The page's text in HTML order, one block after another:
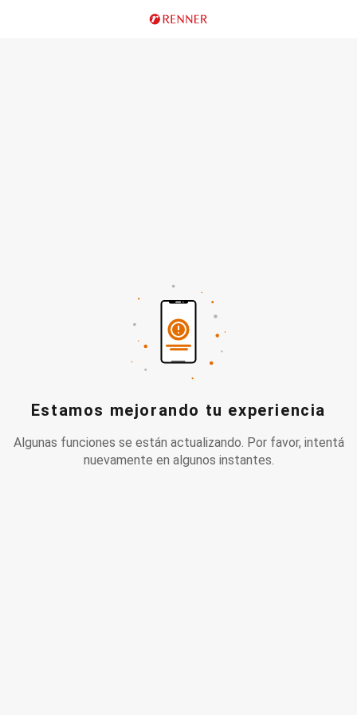
Estamos mejorando tu experiencia
Algunas funciones se están actualizando. Por favor, intentá
nuevamente en algunos instantes.